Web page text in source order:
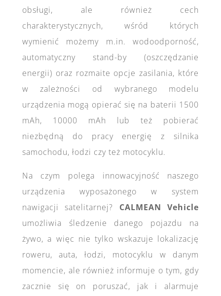
obsługi, ale również cech
charakterystycznych, wśród których
wymienić możemy m.in. wodoodporność,
automatyczny stand-by (oszczędzanie
energii) oraz rozmaite opcje zasilania, które
w zależności od wybranego modelu
urządzenia mogą opierać się na baterii 1500
mAh, 10000 mAh lub też pobierać
niezbędną do pracy energię z silnika
samochodu, łodzi czy też motocyklu.
Na czym polega innowacyjność naszego
urządzenia wyposażonego w system
nawigacji satelitarnej? CALMEAN Vehicle
umożliwia śledzenie danego pojazdu na
żywo, a więc nie tylko wskazuje lokalizację
roweru, auta, łodzi, motocyklu w danym
momencie, ale również informuje o tym, gdy
zacznie się on poruszać, jak i alarmuje